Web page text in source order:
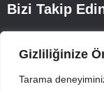
Gizliliğinize
Tarama
Bizi Takip